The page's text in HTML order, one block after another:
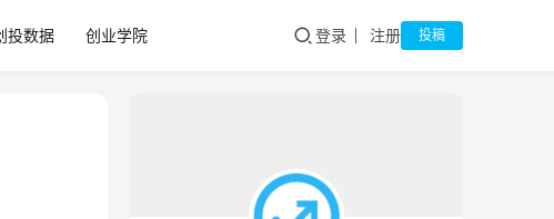
投数据 创业学院 登录 注册 投稿